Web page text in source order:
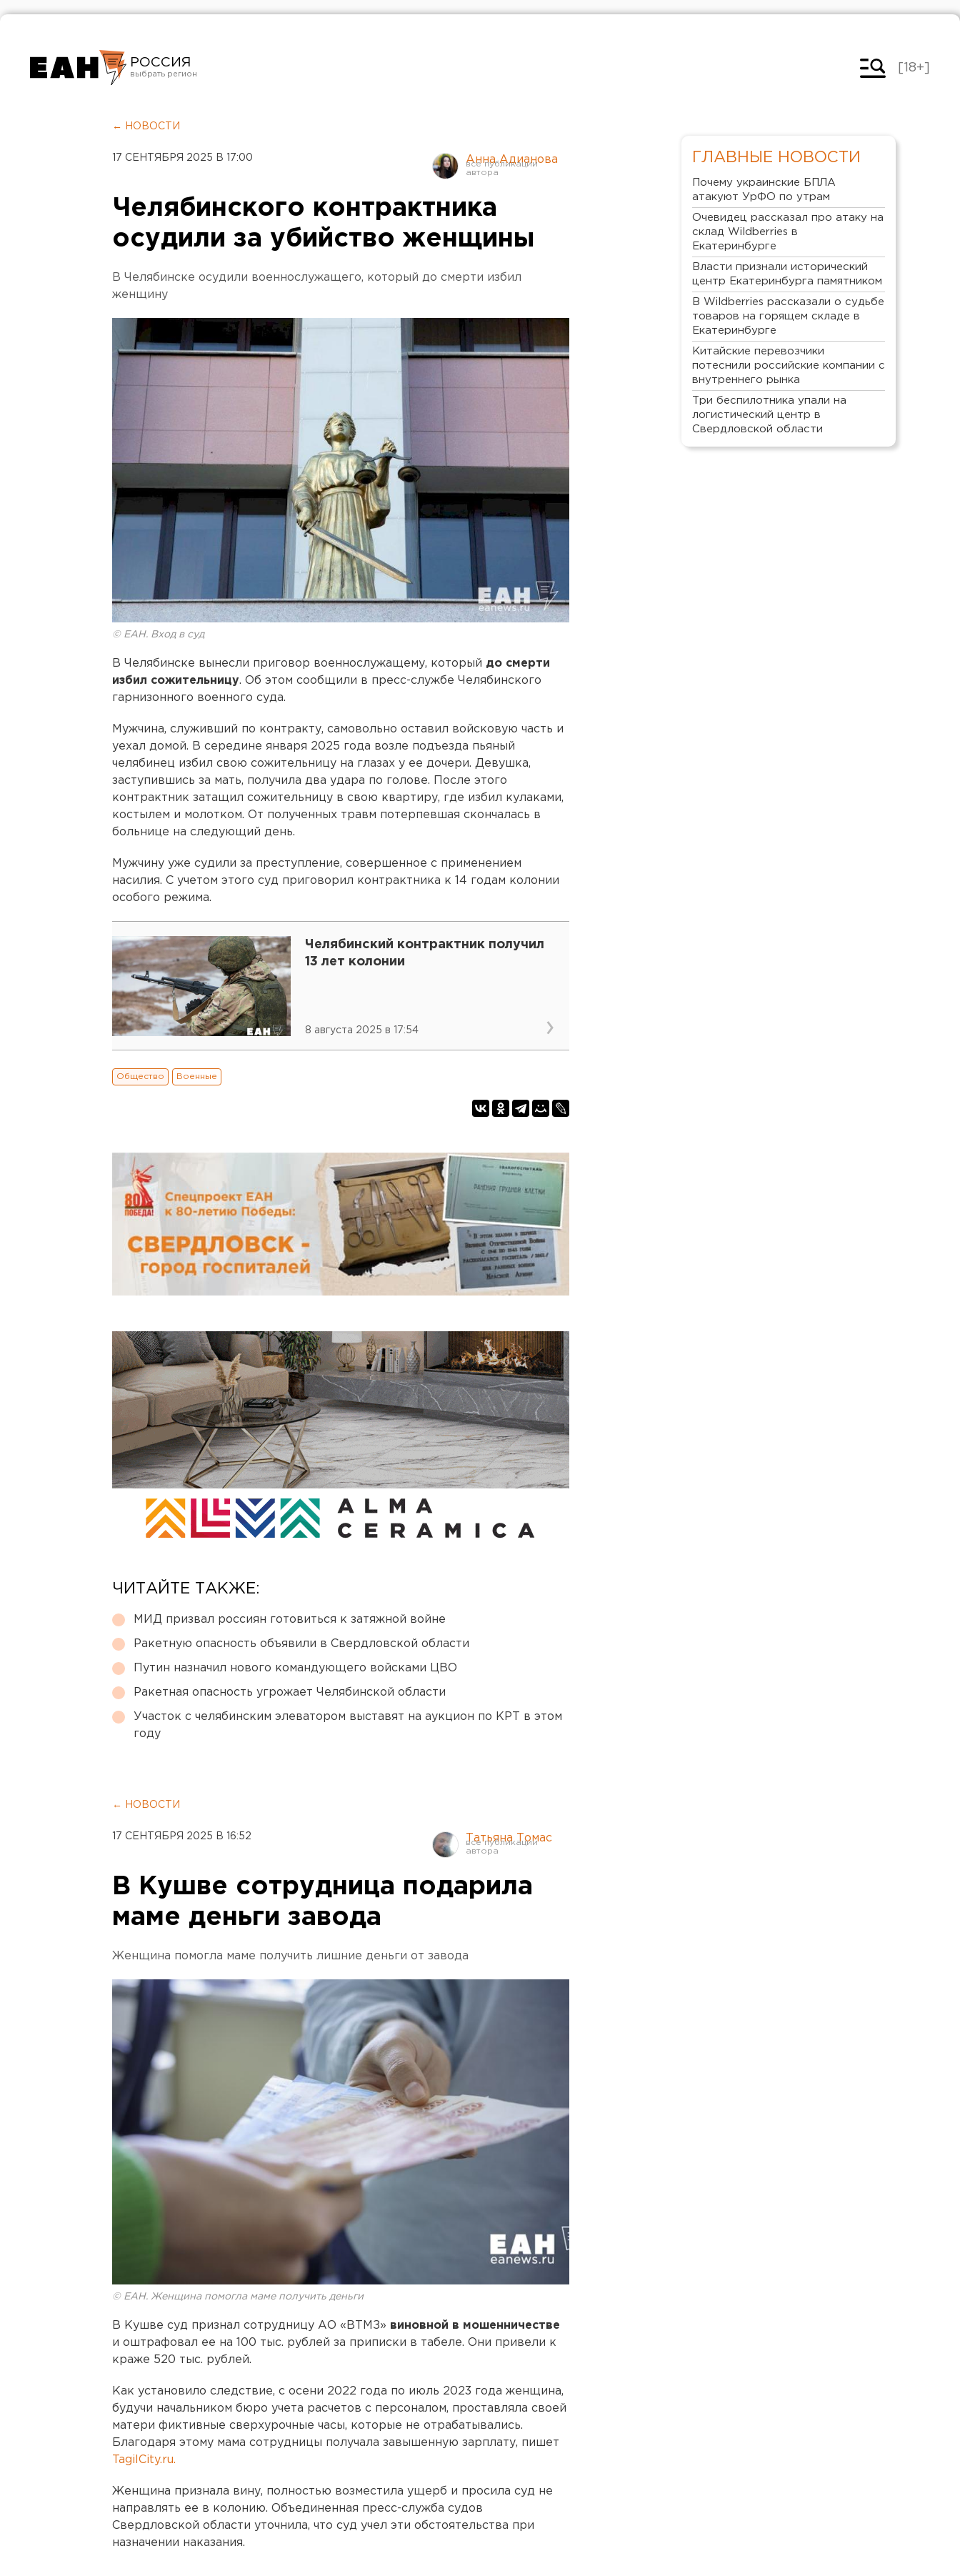
РОССИЯ
Челябинск
[18+]
← НОВОСТИ
17 СЕНТЯБРЯ 2025 В 17:00 Анна Адианова
Челябинского контрактника
осудили за убийство женщины
В Челябинске осудили военнослужащего, который до смерти избил
женщину
© ЕАН. Вход в суд
В Челябинске вынесли приговор военнослужащему, который до смерти
избил сожительницу. Об этом сообщили в пресс-службе Челябинского
гарнизонного военного суда.
Мужчина, служивший по контракту, самовольно оставил войсковую часть и
уехал домой. В середине января 2025 года возле подъезда пьяный
челябинец избил свою сожительницу на глазах у ее дочери. Девушка,
заступившись за мать, получила два удара по голове. После этого
контрактник затащил сожительницу в свою квартиру, где избил кулаками,
костылем и молотком. От полученных травм потерпевшая скончалась в
больнице на следующий день.
Мужчину уже судили за преступление, совершенное с применением
насилия. С учетом этого суд приговорил контрактника к 14 годам колонии
особого режима.
Челябинский контрактник получил
13 лет колонии
8 августа 2025 в 17:54
Общество Военные
ЧИТАЙТЕ ТАКЖЕ:
МИД призвал россиян готовиться к затяжной войне
Ракетную опасность объявили в Свердловской области
Путин назначил нового командующего войсками ЦВО
Ракетная опасность угрожает Челябинской области
Участок с челябинским элеватором выставят на аукцион по КРТ в этом
году
← НОВОСТИ
17 СЕНТЯБРЯ 2025 В 16:52 Татьяна Томас
В Кушве сотрудница подарила
маме деньги завода
Женщина помогла маме получить лишние деньги от завода
© ЕАН. Женщина помогла маме получить деньги
В Кушве суд признал сотрудницу АО «ВТМЗ» виновной в мошенничестве
и оштрафовал ее на 100 тыс. рублей за приписки в табеле. Они привели к
краже 520 тыс. рублей.
Как установило следствие, с осени 2022 года по июль 2023 года женщина,
будучи начальником бюро учета расчетов с персоналом, проставляла своей
матери фиктивные сверхурочные часы, которые не отрабатывались.
Благодаря этому мама сотрудницы получала завышенную зарплату, пишет
TagilCity.ru.
Женщина признала вину, полностью возместила ущерб и просила суд не
направлять ее в колонию. Объединенная пресс-служба судов
Свердловской области уточнила, что суд учел эти обстоятельства при
назначении наказания.
ГЛАВНЫЕ НОВОСТИ
Почему украинские БПЛА
атакуют УрФО по утрам
Очевидец рассказал про атаку на
склад Wildberries в
Екатеринбурге
Власти признали исторический
центр Екатеринбурга памятником
В Wildberries рассказали о судьбе
товаров на горящем складе в
Екатеринбурге
Китайские перевозчики
потеснили российские компании с
внутреннего рынка
Три беспилотника упали на
логистический центр в
Свердловской области